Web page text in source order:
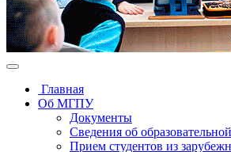
Главная
Об МГПУ
Документы
Сведения об
Прием студентов из